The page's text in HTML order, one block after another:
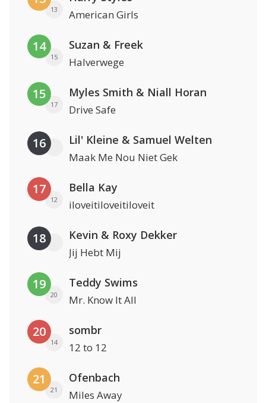
13 American Girls
14
15
Suzan & Freek
Halverwege
15
17
Myles Smith & Niall Horan
Drive Safe
16 Lil' Kleine & Samuel Welten
Maak Me Nou Niet Gek
17
12
Bella Kay
iloveitiloveitiloveit
18 Kevin & Roxy Dekker
Jij Hebt Mij
19
20
Teddy Swims
Mr. Know It All
20
14
sombr
12 to 12
21
21
Ofenbach
Miles Away